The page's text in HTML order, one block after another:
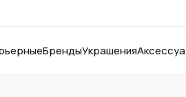
БрендыУкрашения